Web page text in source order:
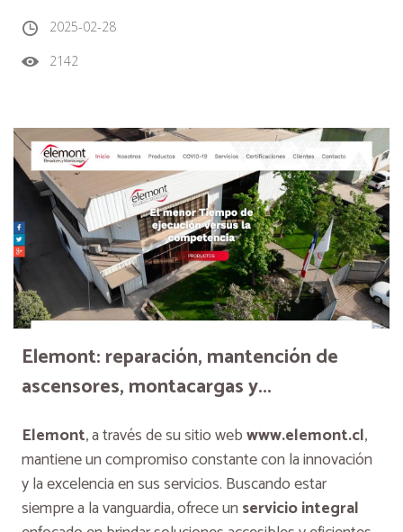
2025-02-28
2142
Elemont: reparación, mantención de
ascensores, montacargas y...
Elemont, a través de su sitio webwww.elemont.cl,
mantiene un compromiso constante con la innovación
y la excelencia en sus servicios. Buscando estar
siempre a la vanguardia, ofrece un servicio integral